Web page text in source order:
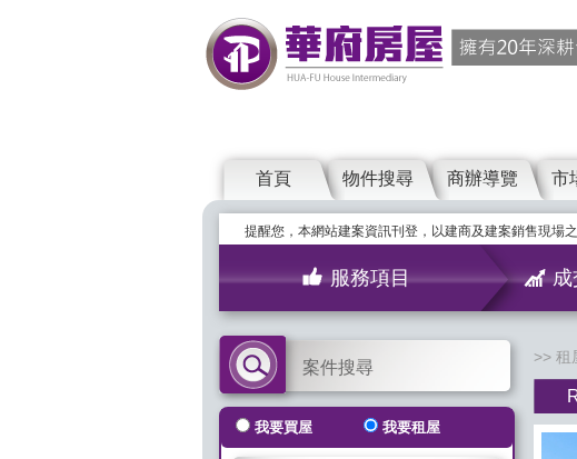
首頁 物件搜尋 商辦導覽 市
提醒您，本網站建案資訊刊登，以建商及建案銷售現場
服務項目 成
案件搜尋
我要買屋 我要租屋
租